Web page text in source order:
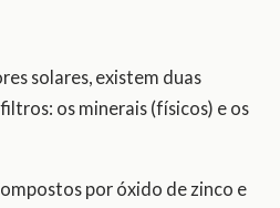
solares, existem duas
os minerais (físicos) e os
por óxido de zinco e